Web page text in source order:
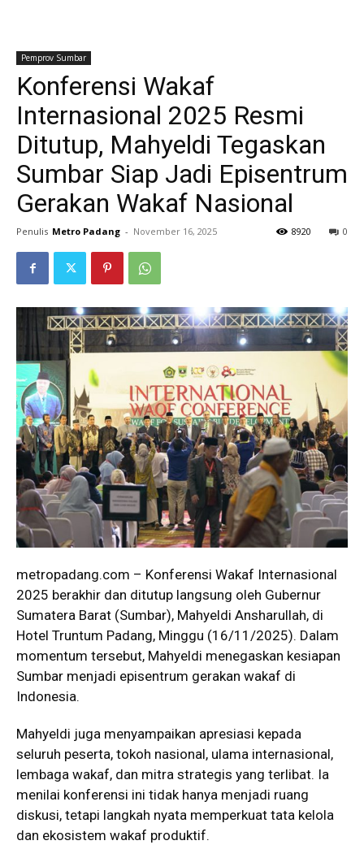
Pemprov Sumbar
Konferensi Wakaf
Internasional 2025 Resmi
Ditutup, Mahyeldi Tegaskan
Sumbar Siap Jadi Episentrum
Gerakan Wakaf Nasional
Penulis Metro Padang - November 16, 2025 0
8920
metropadang.com – Konferensi Wakaf Internasional
2025 berakhir dan ditutup langsung oleh Gubernur
Sumatera Barat (Sumbar), Mahyeldi Ansharullah, di
Hotel Truntum Padang, Minggu (16/11/2025). Dalam
momentum tersebut, Mahyeldi menegaskan kesiapan
Sumbar menjadi episentrum gerakan wakaf di
Indonesia.
Mahyeldi juga menyampaikan apresiasi kepada
seluruh peserta, tokoh nasional, ulama internasional,
lembaga wakaf, dan mitra strategis yang terlibat. Ia
menilai konferensi ini tidak hanya menjadi ruang
diskusi, tetapi langkah nyata memperkuat tata kelola
dan ekosistem wakaf produktif.